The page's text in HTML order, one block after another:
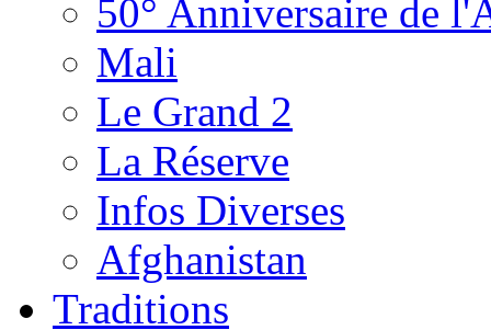
50° Anniversaire de
Mali
Le Grand 2
La Réserve
Infos Diverses
Afghanistan
Traditions